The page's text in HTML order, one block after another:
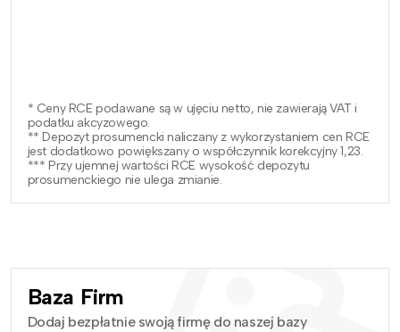
* Ceny RCE podawane są w ujęciu netto, nie zawierają VAT i
podatku akcyzowego.
** Depozyt prosumencki naliczany z wykorzystaniem cen RCE
jest dodatkowo powiększany o współczynnik korekcyjny 1,23.
*** Przy ujemnej wartości RCE wysokość depozytu
prosumenckiego nie ulega zmianie.
Baza Firm
Dodaj bezpłatnie swoją firmę do naszej bazy